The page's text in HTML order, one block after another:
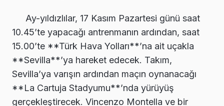
Ay-yıldızlılar, 17 Kasım Pazartesi günü saat
10.45’te yapacağı antrenmanın ardından, saat
15.00’te **Türk Hava Yolları**’na ait uçakla
**Sevilla**’ya hareket edecek. Takım,
Sevilla’ya varışın ardından maçın oynanacağı
**La Cartuja Stadyumu**’nda yürüyüş
gerçekleştirecek. Vincenzo Montella ve bir